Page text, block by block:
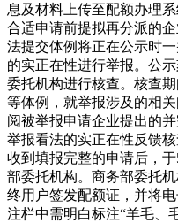
息及材料上传至配额办理
合适申请前提拟再分派的
法提交体例将正在公示时
的实正在性进行举报。公
委托机构进行核查。核查
等体例，就举报涉及的相
阅被举报申请企业提出的
举报看法的实正在性反馈
收到填报完整的申请后，
部委托机构。商务部委托
终用户签发配额证，并将
注栏中需明白标注“羊毛、